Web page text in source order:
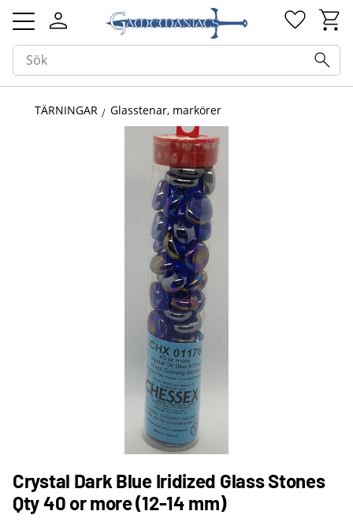
Meny
TÄRNINGAR Glasstenar, markörer
Crystal Dark Blue Iridized Glass Stones
Qty 40 or more (12-14 mm)